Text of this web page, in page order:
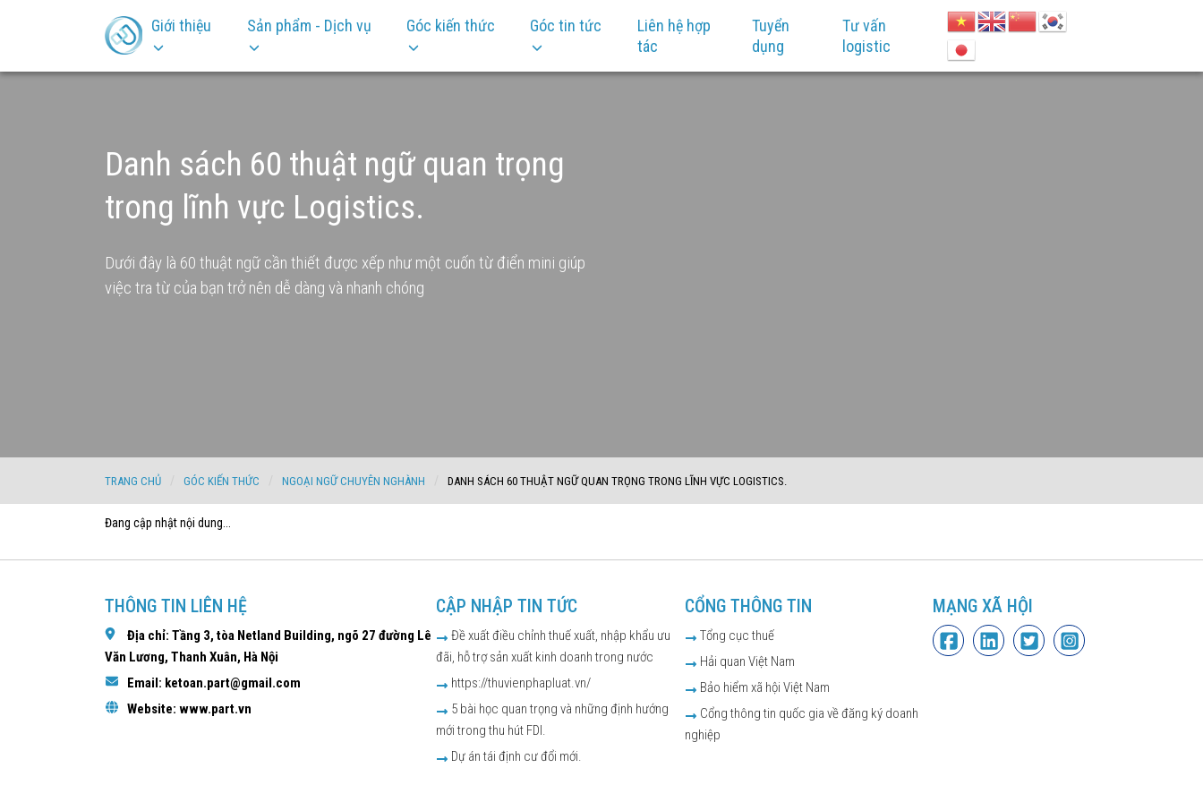
Giới thiệu Sản phẩm - Dịch vụ Góc kiến thức Góc tin tức
Liên hệ hợp
tác
Tuyển
dụng
Tư vấn
logistic
Danh sách 60 thuật ngữ quan trọng
trong lĩnh vực Logistics.
Dưới đây là 60 thuật ngữ cần thiết được xếp như một cuốn từ điển mini giúp
việc tra từ của bạn trở nên dễ dàng và nhanh chóng
TRANG CHỦ GÓC KIẾN THỨC NGOẠI NGỮ CHUYÊN NGHÀNH DANH SÁCH 60 THUẬT NGỮ QUAN TRỌNG TRONG LĨNH VỰC LOGISTICS.
Đang cập nhật nội dung...
THÔNG TIN LIÊN HỆ
Địa chỉ: Tầng 3, tòa Netland Building, ngõ 27 đường Lê
Văn Lương, Thanh Xuân, Hà Nội
Email: ketoan.part@gmail.com
Website: www.part.vn
CẬP NHẬP TIN TỨC
Đề xuất điều chỉnh thuế xuất, nhập khẩu ưu
đãi, hỗ trợ sản xuất kinh doanh trong nước
https://thuvienphapluat.vn/
5 bài học quan trọng và những định hướng
mới trong thu hút FDI.
Dự án tái định cư đổi mới.
CỔNG THÔNG TIN
Tổng cục thuế
Hải quan Việt Nam
Bảo hiểm xã hội Việt Nam
Cổng thông tin quốc gia về đăng ký doanh
nghiệp
MẠNG XÃ HỘI